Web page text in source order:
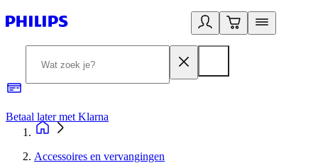
Betaal later met Klarna
Accessoires en vervangingen